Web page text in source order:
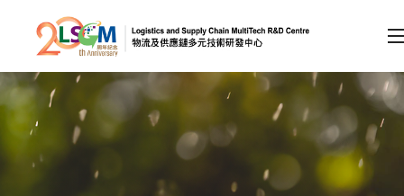
跳到內容（按回車鍵）
會員登入
A A EN 繁 简